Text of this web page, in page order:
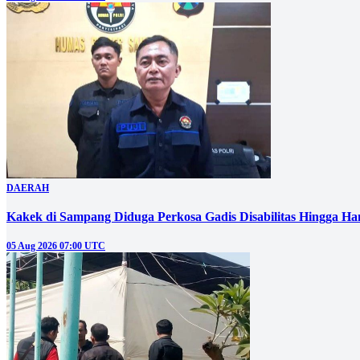
DAERAH
Kakek di Sampang Diduga Perkosa Gadis Disabilitas Hingga
05 Aug 2026 07:00 UTC